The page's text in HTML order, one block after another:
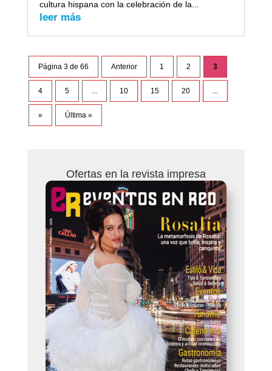
cultura hispana con la celebración de la...
leer más
Página 3 de 66 Anterior 1 2 3
4 5 ... 10 15 20 ...
» Última »
Ofertas en la revista impresa